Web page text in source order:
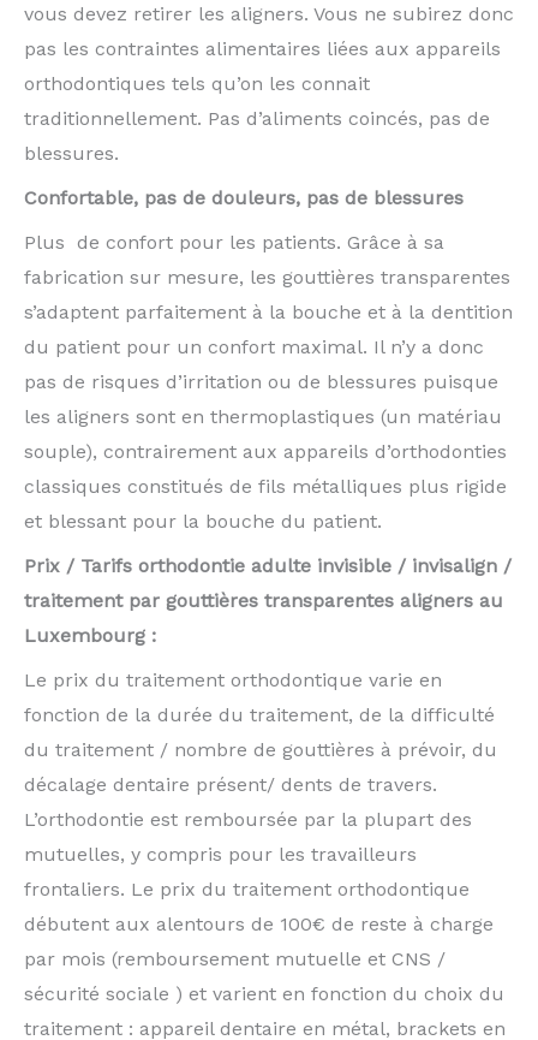
vous devez retirer les aligners. Vous ne subirez donc
pas les contraintes alimentaires liées aux appareils
orthodontiques tels qu’on les connait
traditionnellement. Pas d’aliments coincés, pas de
blessures.
Confortable, pas de douleurs, pas de blessures
Plus de confort pour les patients. Grâce à sa
fabrication sur mesure, les gouttières transparentes
s’adaptent parfaitement à la bouche et à la dentition
du patient pour un confort maximal. Il n’y a donc
pas de risques d’irritation ou de blessures puisque
les aligners sont en thermoplastiques (un matériau
souple), contrairement aux appareils d’orthodonties
classiques constitués de fils métalliques plus rigide
et blessant pour la bouche du patient.
Prix / Tarifs orthodontie adulte invisible / invisalign /
traitement par gouttières transparentes aligners au
Luxembourg :
Le prix du traitement orthodontique varie en
fonction de la durée du traitement, de la difficulté
du traitement / nombre de gouttières à prévoir, du
décalage dentaire présent/ dents de travers.
L’orthodontie est remboursée par la plupart des
mutuelles, y compris pour les travailleurs
frontaliers. Le prix du traitement orthodontique
débutent aux alentours de 100€ de reste à charge
par mois (remboursement mutuelle et CNS /
sécurité sociale ) et varient en fonction du choix du
traitement : appareil dentaire en métal, brackets en